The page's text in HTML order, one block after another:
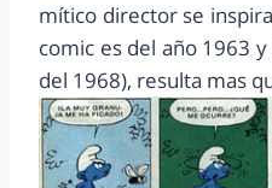
mítico director se
comic es del año 1963
del 1968), resulta mas